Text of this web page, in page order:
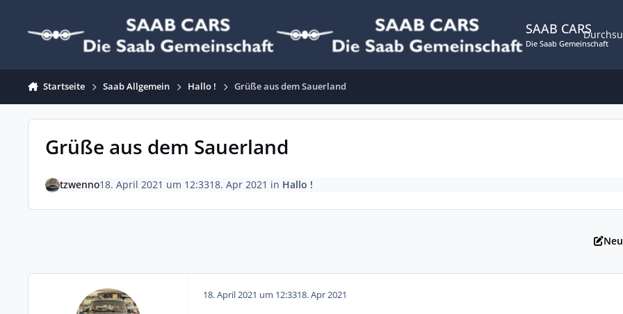
SAAB CARS
Die Saab Gemeinschaft
Startseite Saab Allgemein Hallo ! Grüße aus dem Sauerland
Grüße aus dem Sauerland
tzwenno18. April 2021 um 12:3318. Apr 2021 in Hallo !
18. April 2021 um 12:3318. Apr 2021